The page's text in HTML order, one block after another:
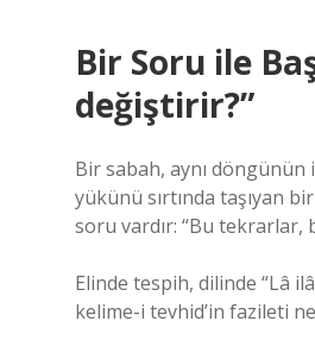
Bir Soru ile
değiştirir?”
Bir sabah, aynı döngünün
yükünü sırtında taşıyan
soru vardır: “Bu tekrarlar,
Elinde tespih, dilinde “Lâ
kelime-i tevhid’in fazileti